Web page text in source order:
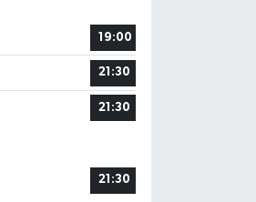
19:00
21:30
21:30
21:30